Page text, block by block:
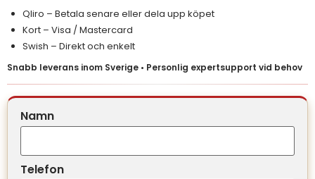
Qliro – Betala senare eller dela upp köpet
Kort – Visa / Mastercard
Swish – Direkt och enkelt
Snabb leverans inom Sverige • Personlig expertsupport vid behov
Namn
Telefon